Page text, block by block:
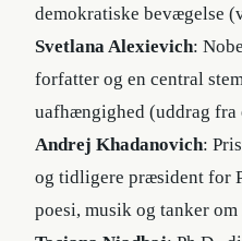
demokratiske bevægelse
Svetlana Alexievich:
forfatter og en central
uafhængighed (uddrag
Andrej Khadanovich:
og tidligere præsident for
poesi, musik og tanker